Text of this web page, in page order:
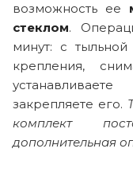
возможность ее
стеклом.
минут: с
крепления,
закрепляете его.
комплект
дополнительная